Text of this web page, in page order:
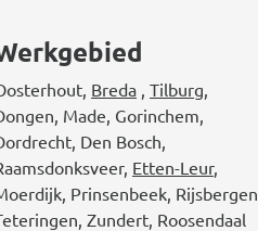
Breda Tilburg
Made, Gorinchem,
Den Bosch,
Etten-Leur,
Prinsenbeek, Rijsbergen,
Zundert, Roosendaal